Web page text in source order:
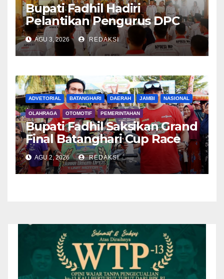
Bupati Fadhil Hadiri
Pelantikan Pengurus DPC
APDESI MP
AGU 3, 2026 REDAKSI
ADVETORIAL BATANGHARI DAERAH JAMBI NASIONAL
OLAHRAGA OTOMOTIF PEMERINTAHAN
Bupati Fadhil Saksikan Grand
Final Batanghari Cup Race
2026
AGU 2, 2026 REDAKSI